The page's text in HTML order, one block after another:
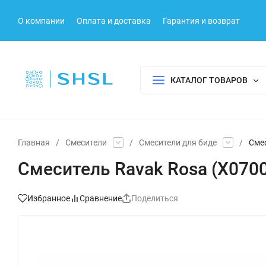
О компании Оплата и доставка Гарантия и возврат
КАТАЛОГ ТОВАРОВ
Главная / Смесители / Смесители для биде /
Смеситель Ravak Rosa
Избранное Сравнение Поделиться